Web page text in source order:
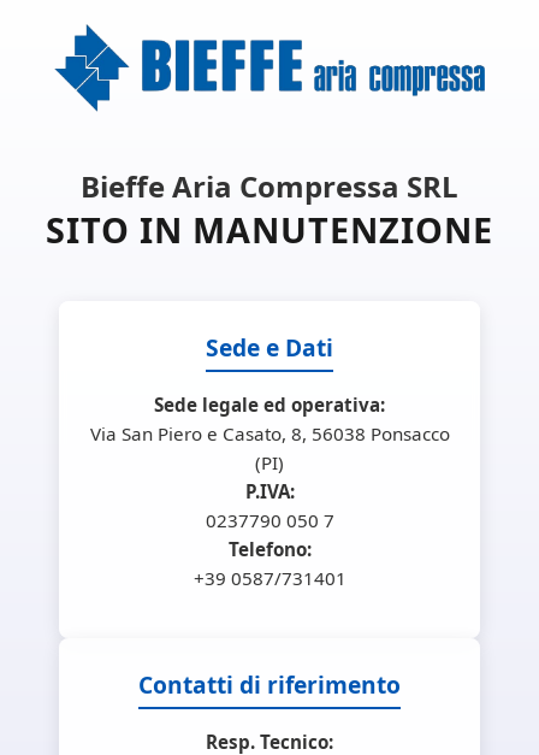
Bieffe Aria Compressa SRL
SITO IN MANUTENZIONE
Sede e Dati
Sede legale ed operativa:
Via San Piero e Casato, 8, 56038 Ponsacco
(PI)
P.IVA:
0237790 050 7
Telefono:
+39 0587/731401
Contatti di riferimento
Resp. Tecnico: